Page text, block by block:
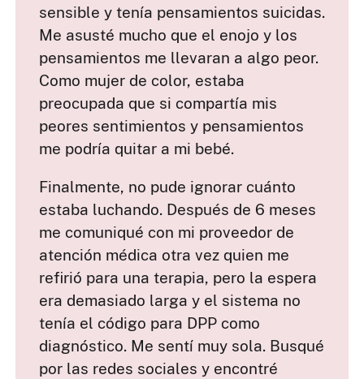
sensible y tenía pensamientos suicidas.
Me asusté mucho que el enojo y los
pensamientos me llevaran a algo peor.
Como mujer de color, estaba
preocupada que si compartía mis
peores sentimientos y pensamientos
me podría quitar a mi bebé.
Finalmente, no pude ignorar cuánto
estaba luchando. Después de 6 meses
me comuniqué con mi proveedor de
atención médica otra vez quien me
refirió para una terapia, pero la espera
era demasiado larga y el sistema no
tenía el código para DPP como
diagnóstico. Me sentí muy sola. Busqué
por las redes sociales y encontré